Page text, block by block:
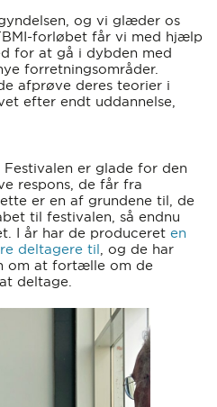
og vi glæder os
forløbet får vi med hjælp
for at gå i dybden med
forretningsområder.
afprøve deres teorier i
efter endt uddannelse,
er glade for den
respons, de får fra
er en af grundene til, de
til festivalen, så endnu
I år har de produceret en
deltagere til, og de har
om at fortælle om de
deltage.